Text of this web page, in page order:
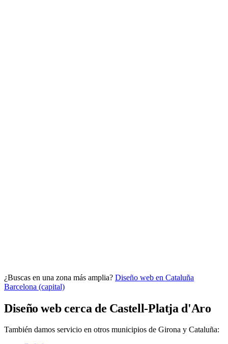
Quiero mi panel
¿Buscas en una zona más amplia? Diseño web en Cataluña
Barcelona (capital)
Diseño web cerca de Castell-Platja d'Aro
También damos servicio en otros municipios de Girona y Cataluña: